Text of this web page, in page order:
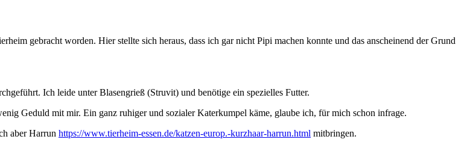
gebracht worden. Hier stellte sich heraus, dass ich gar nicht Pipi machen konnte und das anscheinend der Grund
Ich leide unter Blasengrieß (Struvit) und benötige ein spezielles Futter.
Geduld mit mir. Ein ganz ruhiger und sozialer Katerkumpel käme, glaube ich, für mich schon infrage.
aber Harrun https://www.tierheim-essen.de/katzen-europ.-kurzhaar-harrun.html mitbringen.